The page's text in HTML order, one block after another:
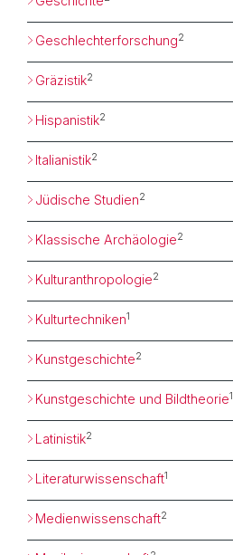
Geschlechterforschung2
Gräzistik2
Hispanistik2
Italianistik2
Jüdische Studien2
Klassische Archäologie2
Kulturanthropologie2
Kulturtechniken1
Kunstgeschichte2
Kunstgeschichte und Bildtheorie1
Latinistik2
Literaturwissenschaft1
Medienwissenschaft2